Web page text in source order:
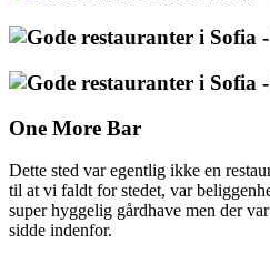
One More Bar
Dette sted var egentlig ikke en
til at vi faldt for stedet, var
super hyggelig gårdhave men der
sidde indenfor.